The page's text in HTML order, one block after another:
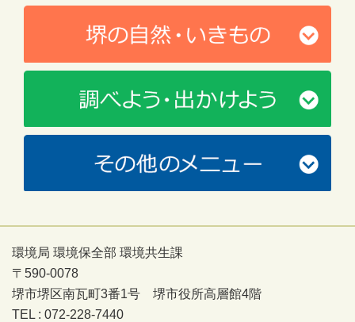
環境局 環境保全部 環境共生課
〒590-0078
堺市堺区南瓦町3番1号 堺市役所高層館4階
TEL : 072-228-7440